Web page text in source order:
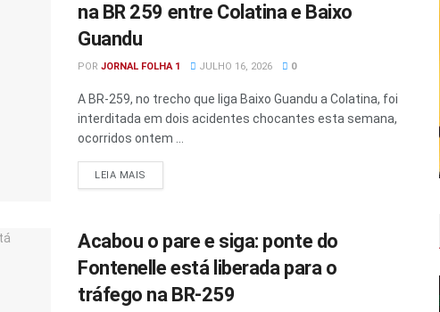
na BR 259 entre Colatina e Baixo
Guandu
POR JORNAL FOLHA 1 JULHO 16, 2026 0
A BR-259, no trecho que liga Baixo Guandu a Colatina, foi
interditada em dois acidentes chocantes esta semana,
ocorridos ontem ...
LEIA MAIS
Acabou o pare e siga: ponte do
Fontenelle está liberada para o
tráfego na BR-259